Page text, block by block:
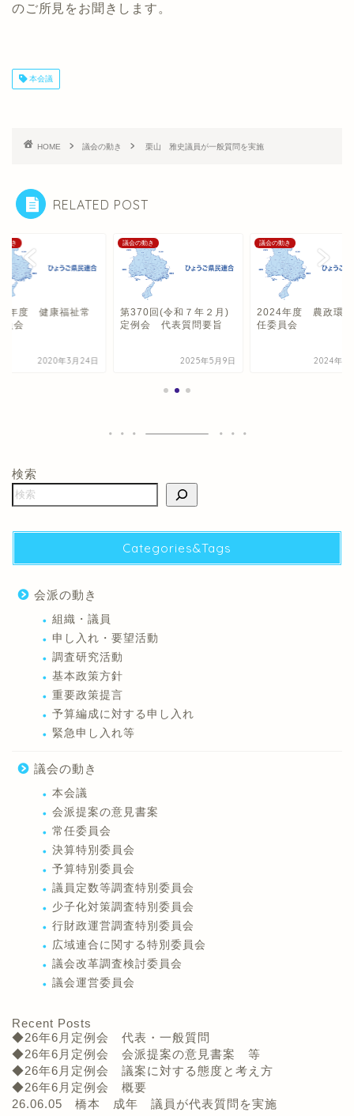
のご所見をお聞きします。
本会議
HOME 議会の動き 栗山 雅史議員が一般質問を実施
RELATED POST
動き
年度 健康福祉常
員会
2020年3月24日
議会の動き
第370回(令和７年２月)
定例会 代表質問要旨
2025年5月9日
議会の動き
2024年度 農政環
任委員会
2024年6
検索
Categories&Tags
会派の動き
組織・議員
申し入れ・要望活動
調査研究活動
基本政策方針
重要政策提言
予算編成に対する申し入れ
緊急申し入れ等
議会の動き
本会議
会派提案の意見書案
常任委員会
決算特別委員会
予算特別委員会
議員定数等調査特別委員会
少子化対策調査特別委員会
行財政運営調査特別委員会
広域連合に関する特別委員会
議会改革調査検討委員会
議会運営委員会
Recent Posts
◆26年6月定例会 代表・一般質問
◆26年6月定例会 会派提案の意見書案 等
◆26年6月定例会 議案に対する態度と考え方
◆26年6月定例会 概要
26.06.05 橋本 成年 議員が代表質問を実施